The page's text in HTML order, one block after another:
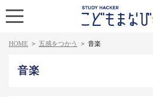
HOME > 五感をつかう > 音楽
音楽